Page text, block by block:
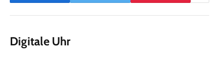
Digitale Uhr